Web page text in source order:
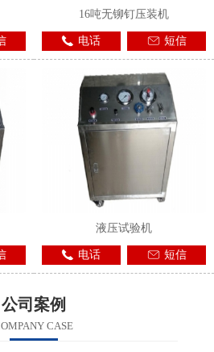
16吨无铆钉压装机
电话 短信
液压试验机
电话 短信
公司案例
CASE